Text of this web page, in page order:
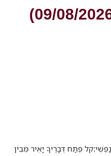
קל פֵּתַח דְּבָרֶיךָ יָאִיר מֵבִין